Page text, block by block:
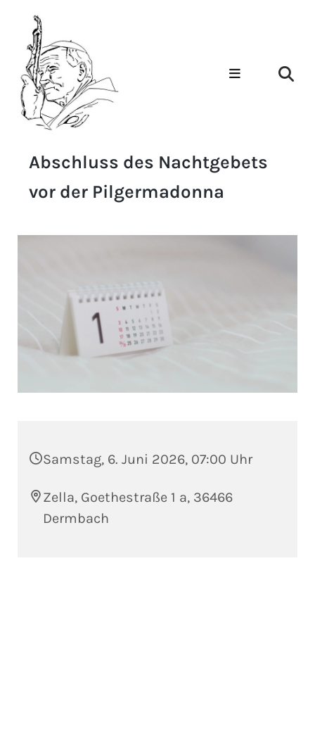
Abschluss des Nachtgebets
vor der Pilgermadonna
Samstag, 6. Juni 2026, 07:00 Uhr
Zella, Goethestraße 1 a, 36466
Dermbach